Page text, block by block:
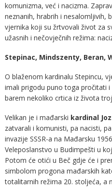
komunizma, već i nacizma.
neznanih, hrabrih i nesalomljivih,
vjernika koji su žrtvovali život za
užasnih i nečovječnih režima:
Stepinac, Mindszenty, Beran,
O blaženom kardinalu Stepincu,
imali prigodu puno toga pročitati
barem nekoliko crtica iz života
Velikan je i mađarski kardinal
zatvarali i komunisti, pa nacisti,
invazije SSSR-a na Mađarsku
Veleposlanstvo u Budimpešti u
Potom će otići u Beč gdje će i
simbolom progona mađarskih
totalitarnih režima 20. stoljeća, a